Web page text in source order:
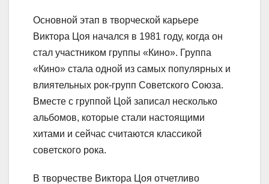
Основной этап в творческой карьере
Виктора Цоя начался в 1981 году, когда он
стал участником группы «Кино». Группа
«Кино» стала одной из самых популярных и
влиятельных рок-групп Советского Союза.
Вместе с группой Цой записал несколько
альбомов, которые стали настоящими
хитами и сейчас считаются классикой
советского рока.
В творчестве Виктора Цоя отчетливо